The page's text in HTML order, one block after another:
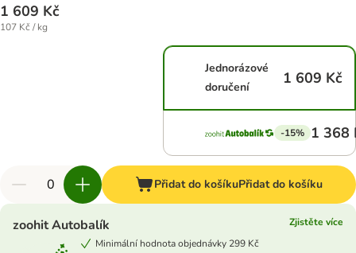
1 609 Kč
107 Kč / kg
Jednorázové
doručení
1 609 Kč
-15% 1 368
Přidat do košíkuPřidat do košíku
zoohit Autobalík
Zjistěte více
Minimální hodnota objednávky 299 Kč